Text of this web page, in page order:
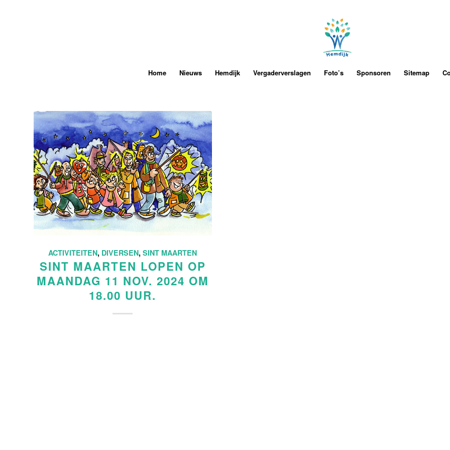
Home Nieuws Hemdijk Vergaderverslagen Foto’s Sponsoren Sitemap
ACTIVITEITEN, DIVERSEN,SINT MAARTEN
SINT MAARTEN LOPEN OP
MAANDAG 11 NOV. 2024 OM
18.00 UUR.